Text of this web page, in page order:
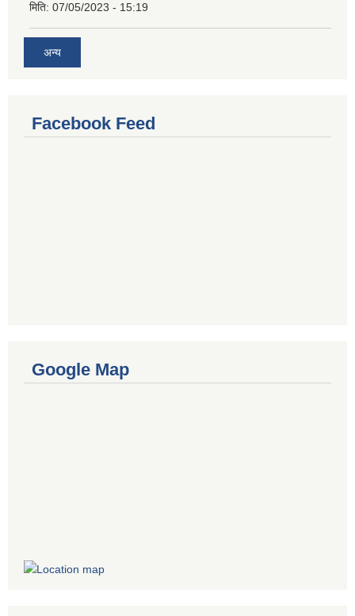
मिति: 07/05/2023 - 15:19
अन्य
Facebook Feed
Google Map